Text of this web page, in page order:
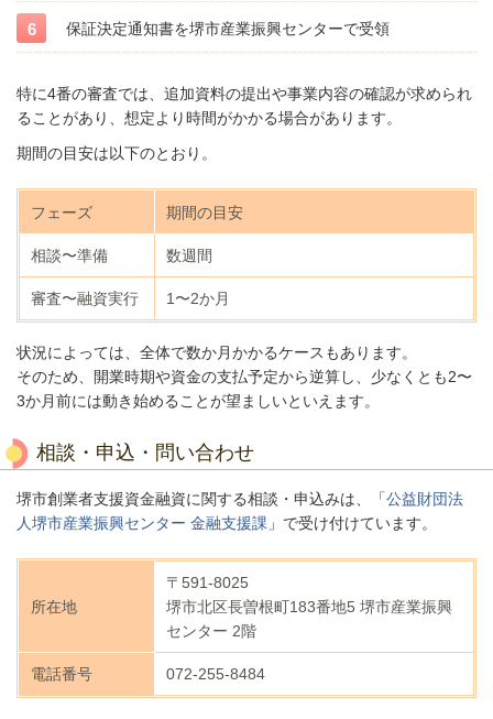
保証決定通知書を堺市産業振興センターで受領
特に4番の審査では、追加資料の提出や事業内容の確認が求められ
ることがあり、想定より時間がかかる場合があります。
期間の目安は以下のとおり。
フェーズ 期間の目安
相談〜準備 数週間
審査〜融資実行 1〜2か月
状況によっては、全体で数か月かかるケースもあります。
そのため、開業時期や資金の支払予定から逆算し、少なくとも2〜
3か月前には動き始めることが望ましいといえます。
相談・申込・問い合わせ
堺市創業者支援資金融資に関する相談・申込みは、「公益財団法
人堺市産業振興センター 金融支援課 」で受け付けています。
所在地
〒591-8025
堺市北区長曽根町183番地5 堺市産業振興
センター 2階
電話番号 072-255-8484